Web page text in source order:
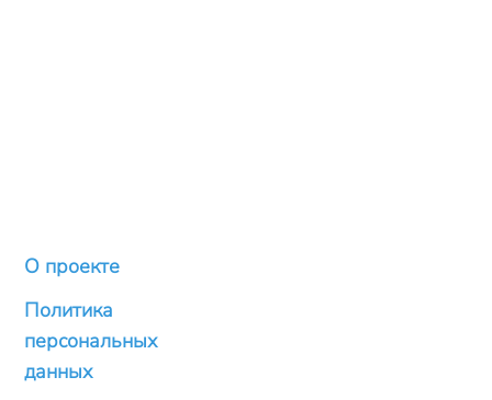
О проекте
Политика
персональных
данных